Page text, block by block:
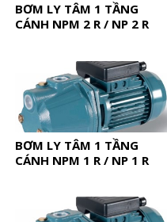
BƠM LY TÂM 1 TẦNG
CÁNH NPM 2 R / NP 2 R
BƠM LY TÂM 1 TẦNG
CÁNH NPM 1 R / NP 1 R